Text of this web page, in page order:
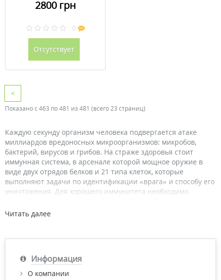
2800 грн
0
Отсутствует
<
Показано с 463 по 481 из 481 (всего 23 страниц)
Каждую секунду организм человека подвергается атаке
миллиардов вредоносных микроорганизмов: микробов,
бактерий, вирусов и грибов. На страже здоровья стоит
иммунная система, в арсенале которой мощное оружие в
виде двух отрядов белков и 21 типа клеток, которые
выполняют задачи по идентификации «врага» и способу его
уничтожения. Для хорошего иммунитета необходимо
клеток, ослаблению способствует неправильный образ
жизни, стрессы, чрезмерные нагрузки, частые переезды,
Фагоциты и лимфоциты – боевой
отряд иммунной системы
Защита человека держится на миллионах белых кровяных
Читать далее
Информация
О компании